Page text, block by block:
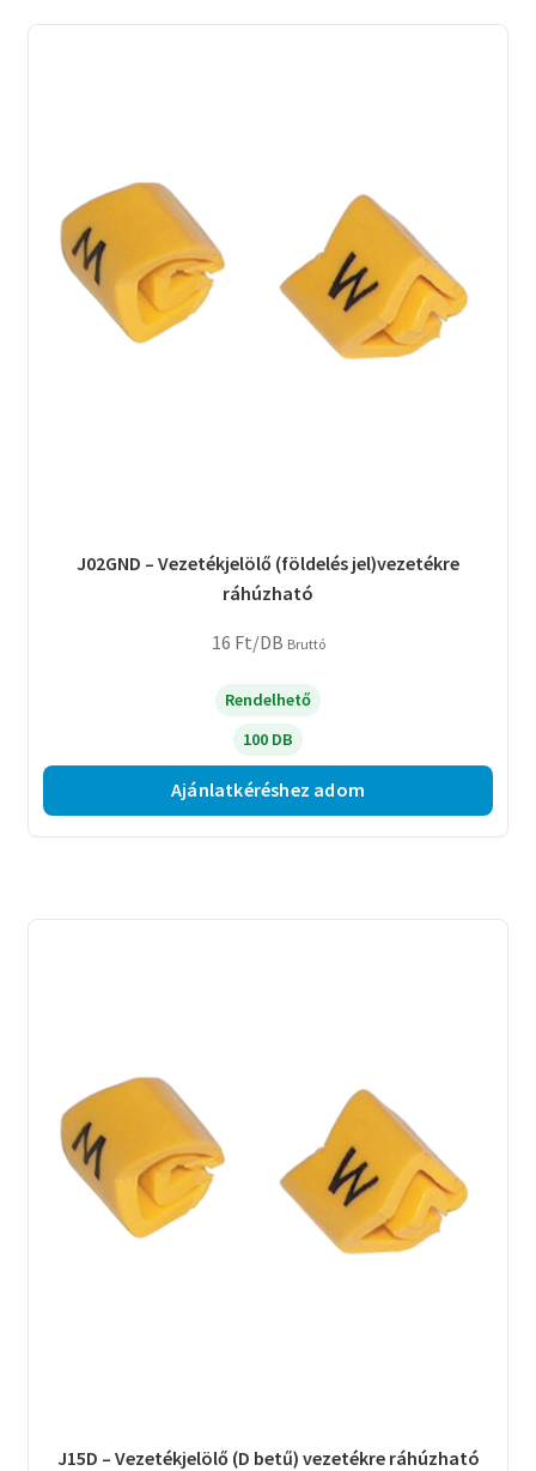
J02GND – Vezetékjelölő (földelés jel)vezetékre
ráhúzható
16 Ft/DB Bruttó
Rendelhető
100 DB
Ajánlatkéréshez adom
J15D – Vezetékjelölő (D betű) vezetékre ráhúzható